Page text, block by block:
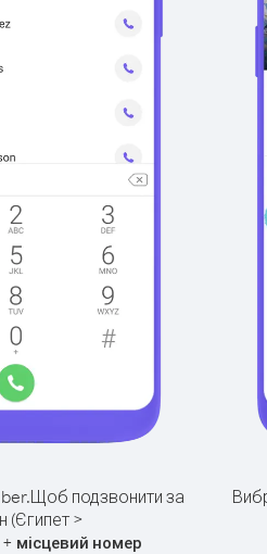
Щоб подзвонити за
(Єгипет >
+ місцевий номер